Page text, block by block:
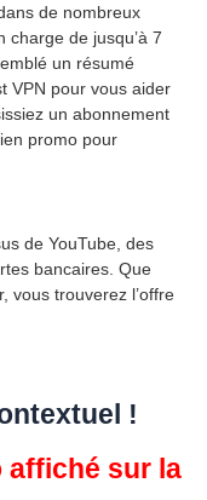
de nombreux
charge de jusqu’à 7
un résumé
VPN pour vous aider
un abonnement
promo pour
de YouTube, des
bancaires. Que
vous trouverez l’offre
!
affiché sur la